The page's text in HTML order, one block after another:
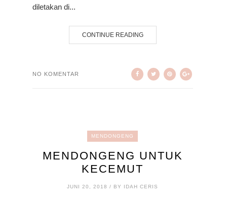
diletakan di...
CONTINUE READING
NO KOMENTAR
MENDONGENG
MENDONGENG UNTUK
KECEMUT
JUNI 20, 2018 / BY IDAH CERIS